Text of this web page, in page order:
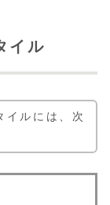
イル
イルには、次